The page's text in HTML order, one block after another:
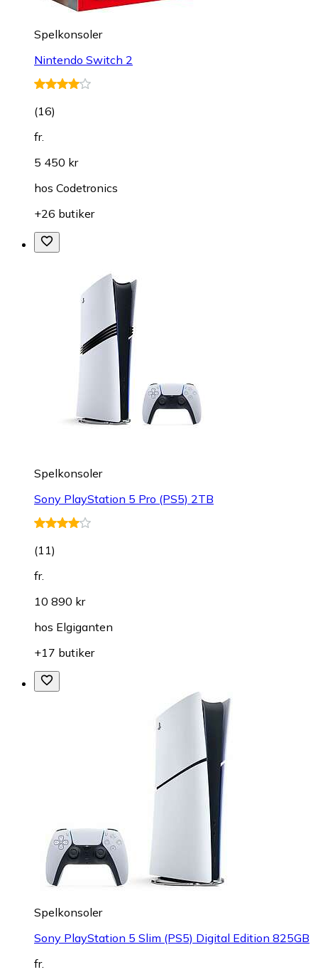
Spelkonsoler
Nintendo Switch 2
(16)
fr.
5 450 kr
hos Codetronics
+26 butiker
Spelkonsoler
Sony PlayStation 5 Pro (PS5) 2TB
(11)
fr.
10 890 kr
hos Elgiganten
+17 butiker
Spelkonsoler
Sony PlayStation 5 Slim (PS5) Digital Edition 825GB
fr.